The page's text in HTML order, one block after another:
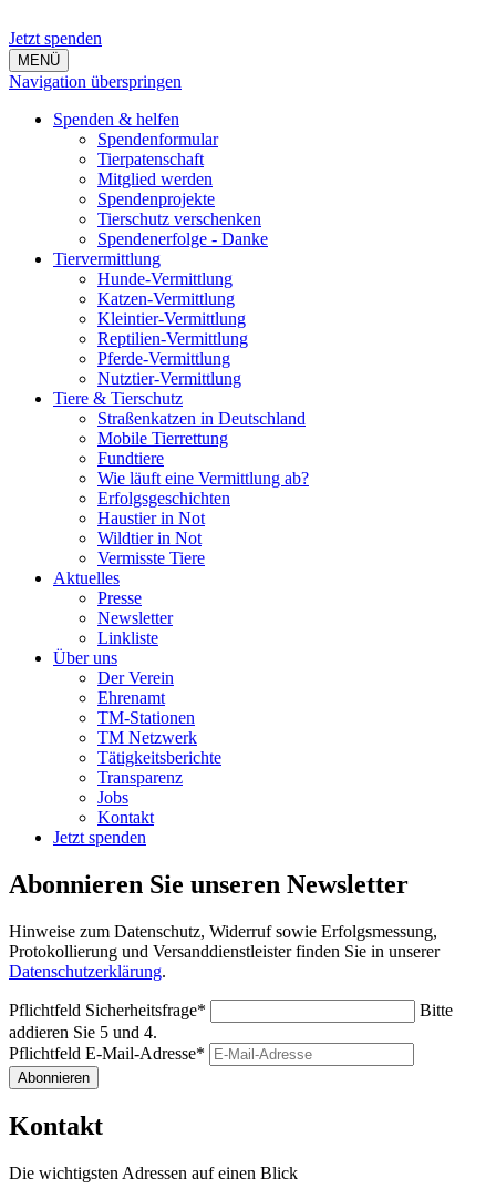
Jetzt spenden
MENÜ
Navigation überspringen
Spenden & helfen
Spendenformular
Tierpatenschaft
Mitglied werden
Spendenprojekte
Tierschutz verschenken
Spendenerfolge - Danke
Tiervermittlung
Hunde-Vermittlung
Katzen-Vermittlung
Kleintier-Vermittlung
Reptilien-Vermittlung
Pferde-Vermittlung
Nutztier-Vermittlung
Tiere & Tierschutz
Straßenkatzen in Deutschland
Mobile Tierrettung
Fundtiere
Wie läuft eine Vermittlung ab?
Erfolgsgeschichten
Haustier in Not
Wildtier in Not
Vermisste Tiere
Aktuelles
Presse
Newsletter
Linkliste
Über uns
Der Verein
Ehrenamt
TM-Stationen
TM Netzwerk
Tätigkeitsberichte
Transparenz
Jobs
Kontakt
Jetzt spenden
Abonnieren Sie unseren Newsletter
Hinweise zum Datenschutz, Widerruf sowie Erfolgsmessung,
Protokollierung und Versanddienstleister finden Sie in unserer
Datenschutzerklärung.
Pflichtfeld Sicherheitsfrage*
Bitte
addieren Sie 5 und 4.
Pflichtfeld E-Mail-Adresse*
Abonnieren
Kontakt
Die wichtigsten Adressen auf einen Blick